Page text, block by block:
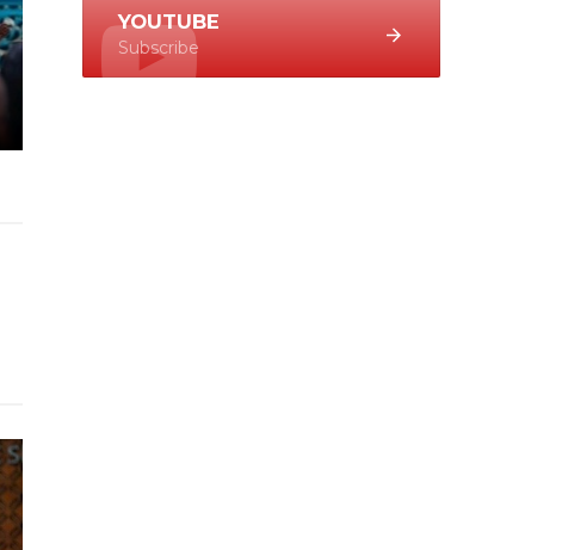
YOUTUBE
Subscribe